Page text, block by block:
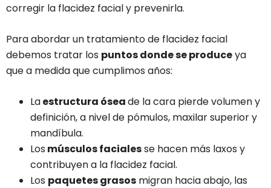
corregir la flacidez facial y prevenirla.
Para abordar un tratamiento de flacidez facial
debemos tratar los puntos donde se produceya
que a medida que cumplimos años:
Laestructura óseade la cara pierde volumen y
definición, a nivel de pómulos, maxilar superior y
mandíbula.
Los músculos facialesse hacen más laxos y
contribuyen a la flacidez facial.
Los paquetes grasos migran hacia abajo, las